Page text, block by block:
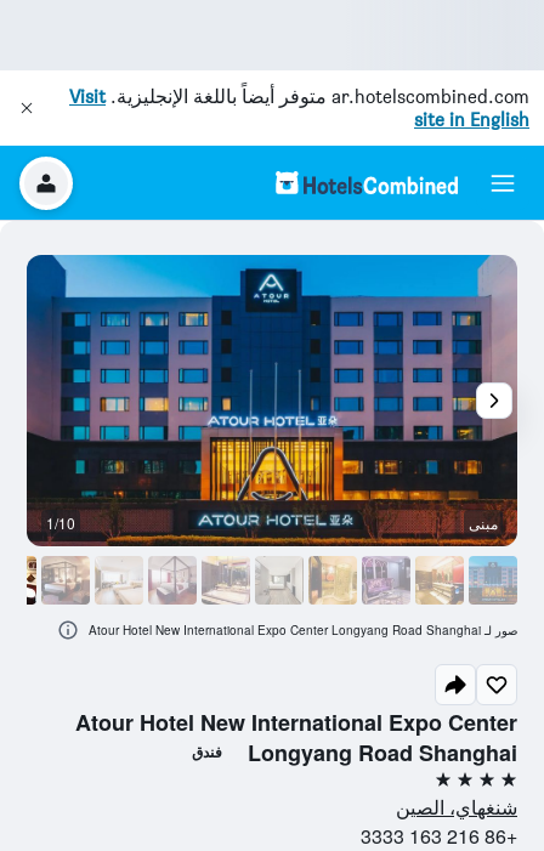
ar.hotelscombined.com متوفر أيضاً باللغة الإنجليزية.Visit
site in English
Atour Hotel New International Expo Center
Longyang Road Shanghai
فندق
4 نجوم
شنغهاي، الصين
+86 216 163 3333
مبنى 1/10
صور لـ Atour Hotel New International Expo Center Longyang Road Shanghai